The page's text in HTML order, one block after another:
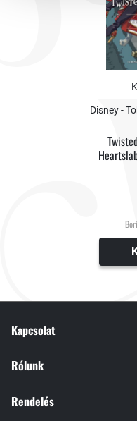
Disney -
Kapcsolat
Rólunk
Rendelés